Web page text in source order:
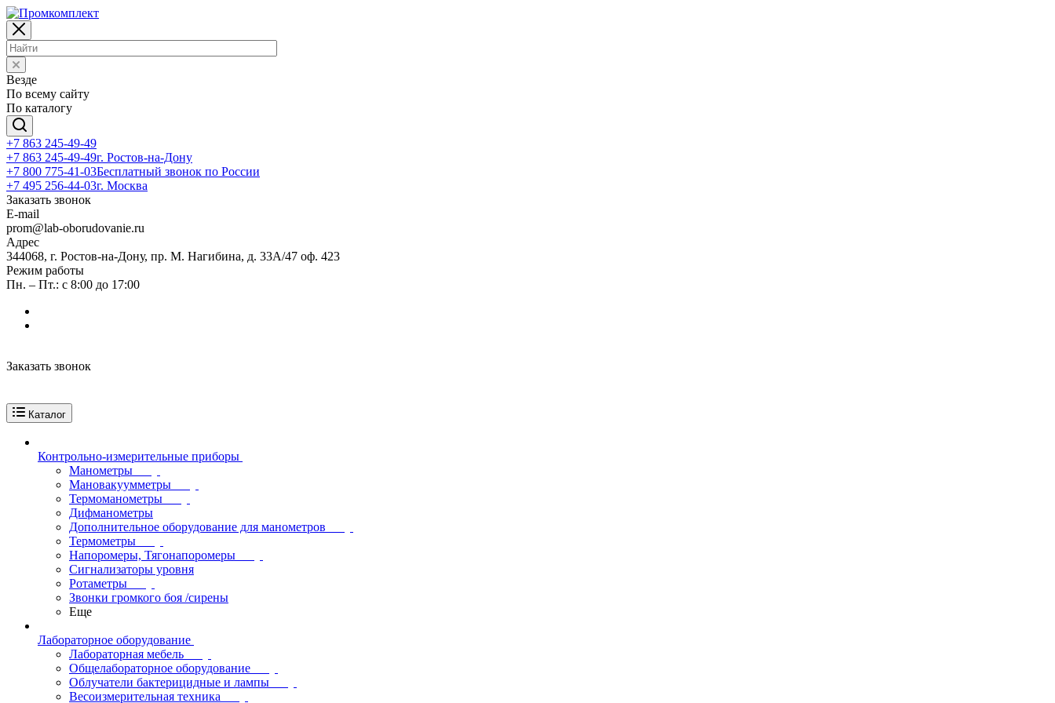
Везде
По всему сайту
По каталогу
+7 863 245-49-49
+7 863 245-49-49г. Ростов-на-Дону
+7 800 775-41-03Бесплатный звонок по России
+7 495 256-44-03г. Москва
Заказать звонок
E-mail
prom@lab-oborudovanie.ru
Адрес
344068, г. Ростов-на-Дону, пр. М. Нагибина, д. 33А/47 оф. 423
Режим работы
Пн. – Пт.: с 8:00 до 17:00
Заказать звонок
Каталог
Контрольно-измерительные приборы
Манометры
Мановакуумметры
Термоманометры
Дифманометры
Дополнительное оборудование для манометров
Термометры
Напоромеры, Тягонапоромеры
Сигнализаторы уровня
Ротаметры
Звонки громкого боя /сирены
Еще
Лабораторное оборудование
Лабораторная мебель
Общелабораторное оборудование
Облучатели бактерицидные и лампы
Весоизмерительная техника